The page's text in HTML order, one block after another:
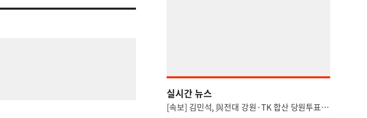
실시간 뉴스
[속보] 김민석, 與전대 강원·TK 합산 당원투표서 승리